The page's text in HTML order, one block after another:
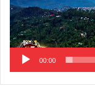
00:00